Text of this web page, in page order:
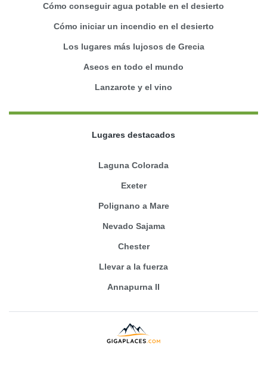
Cómo conseguir agua potable en el desierto
Cómo iniciar un incendio en el desierto
Los lugares más lujosos de Grecia
Aseos en todo el mundo
Lanzarote y el vino
Lugares destacados
Laguna Colorada
Exeter
Polignano a Mare
Nevado Sajama
Chester
Llevar a la fuerza
Annapurna II